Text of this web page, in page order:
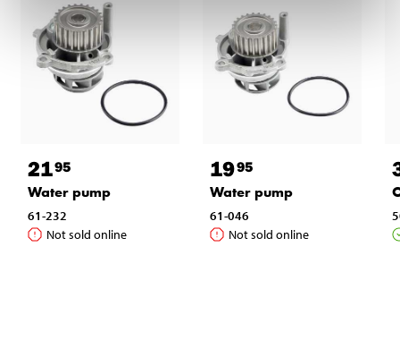
2195
Water pump
61-232
Not sold online
1995
Water pump
61-046
Not sold online